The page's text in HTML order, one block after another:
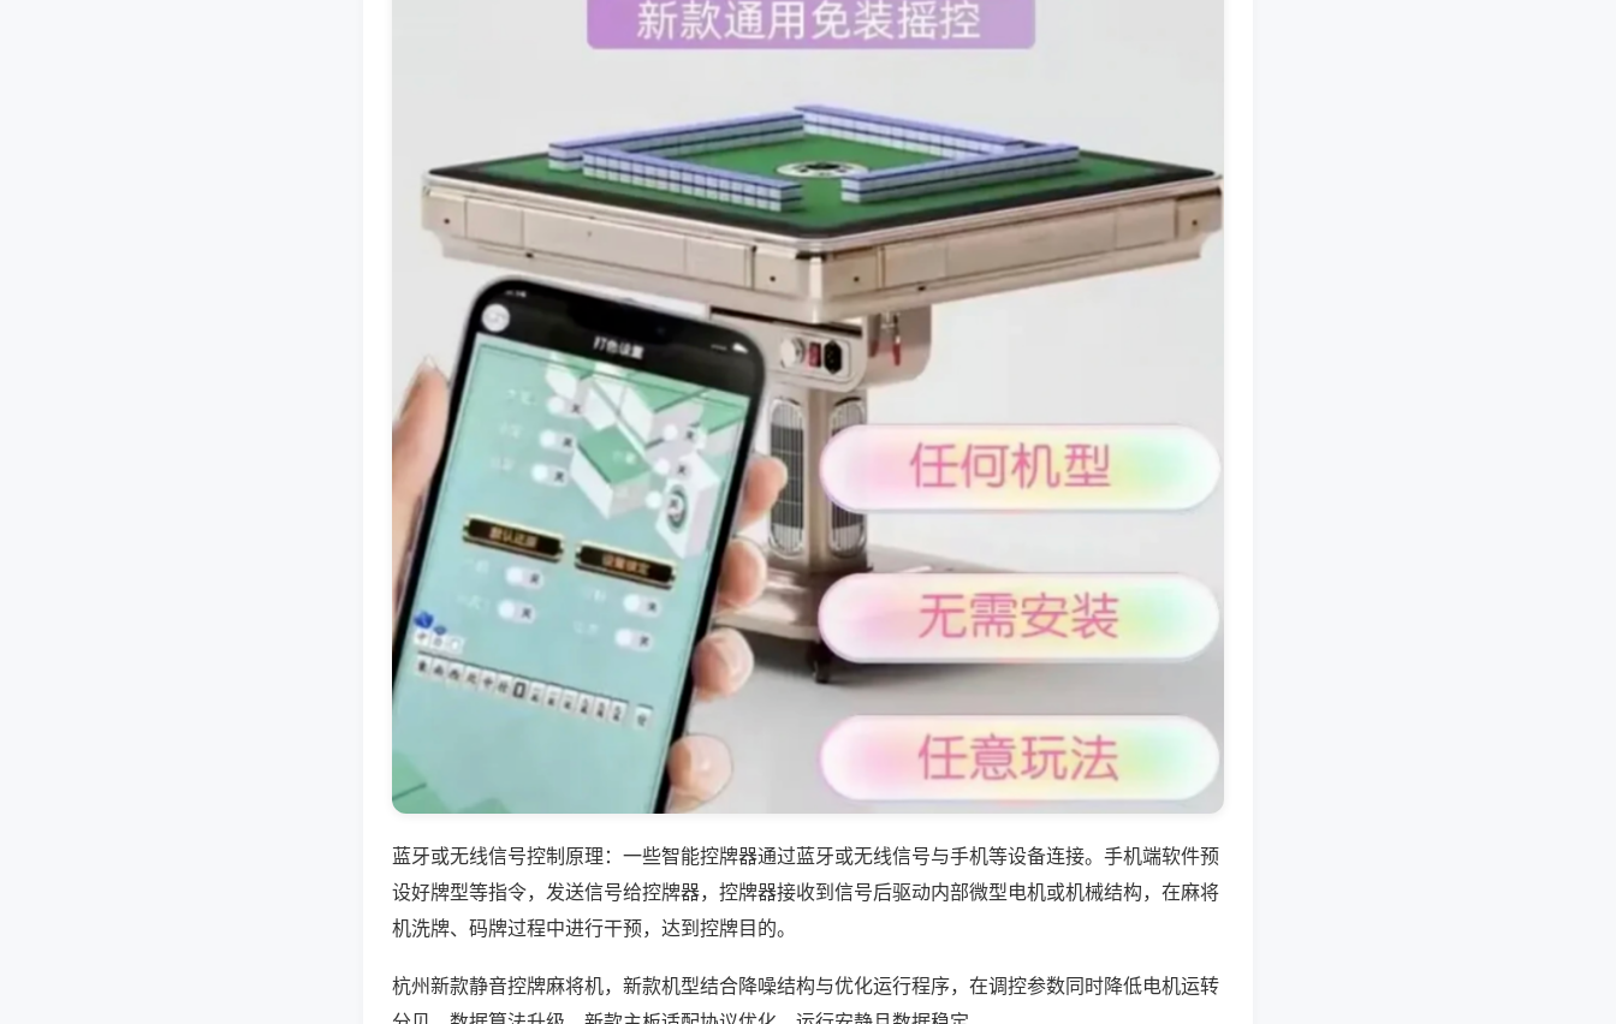
蓝牙或无线信号控制原理：一些智能控牌器通过蓝牙或无线信号与手机等设备连接。手机端软件预
设好牌型等指令，发送信号给控牌器，控牌器接收到信号后驱动内部微型电机或机械结构，在麻将
机洗牌、码牌过程中进行干预，达到控牌目的。
杭州新款静音控牌麻将机，新款机型结合降噪结构与优化运行程序，在调控参数同时降低电机运转